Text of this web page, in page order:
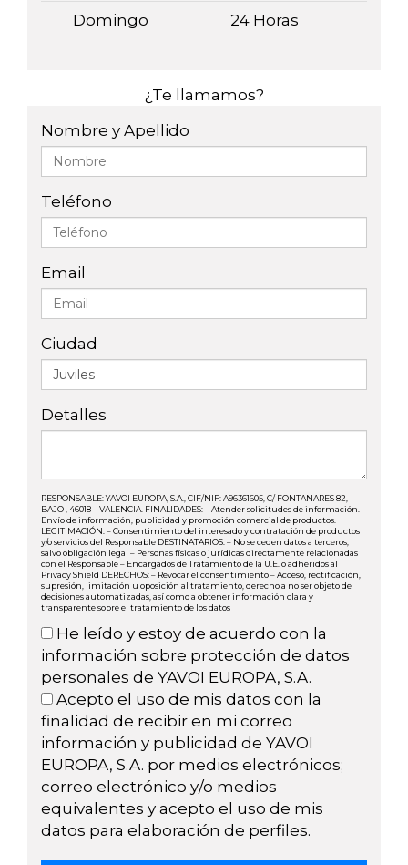
Domingo 24 Horas
¿Te llamamos?
Nombre y Apellido
Teléfono
Email
Ciudad
Detalles
RESPONSABLE: YAVOI EUROPA, S.A., CIF/NIF: A96361605, C/ FONTANARES 82,
BAJO , 46018 – VALENCIA. FINALIDADES: – Atender solicitudes de información.
Envío de información, publicidad y promoción comercial de productos.
LEGITIMACIÓN: – Consentimiento del interesado y contratación de productos
y/o servicios del Responsable DESTINATARIOS: – No se ceden datos a terceros,
salvo obligación legal – Personas físicas o jurídicas directamente relacionadas
con el Responsable – Encargados de Tratamiento de la U.E. o adheridos al
Privacy Shield DERECHOS: – Revocar el consentimiento – Acceso, rectificación,
supresión, limitación u oposición al tratamiento, derecho a no ser objeto de
decisiones automatizadas, así como a obtener información clara y
transparente sobre el tratamiento de los datos
He leído y estoy de acuerdo con la
información sobre protección de datos
personales de YAVOI EUROPA, S.A.
Acepto el uso de mis datos con la
finalidad de recibir en mi correo
información y publicidad de YAVOI
EUROPA, S.A. por medios electrónicos;
correo electrónico y/o medios
equivalentes y acepto el uso de mis
datos para elaboración de perfiles.